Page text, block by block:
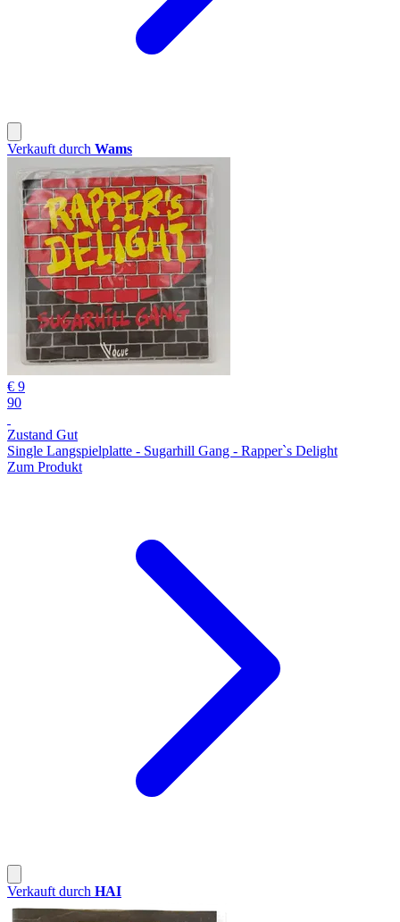
Verkauft durch Wams
€ 9
90
Zustand Gut
Single Langspielplatte - Sugarhill Gang - Rapper`s Delight
Zum Produkt
Verkauft durch HAI